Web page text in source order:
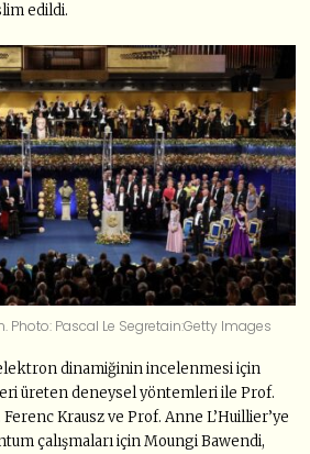
edildi.
Photo: Pascal Le Segretain:Getty Images
dinamiğinin incelenmesi için
üreten deneysel yöntemleri ile Prof.
Krausz ve Prof. Anne L’Huillier’ye
çalışmaları için Moungi Bawendi,